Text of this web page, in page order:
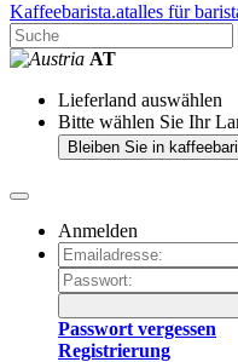
Kaffeebarista.atalles für
AT
Lieferland auswählen
Bitte wählen Sie Ihr
Bleiben Sie in
Anmelden
Passwort vergessen
Registrierung